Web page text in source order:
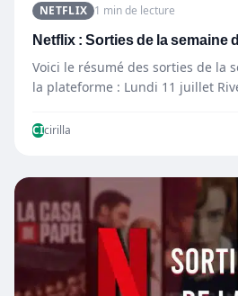
NETFLIX 1 min de lecture
Netflix : Sorties de la semaine
Voici le résumé des sorties de la
la plateforme : Lundi 11 juillet
CIcirilla